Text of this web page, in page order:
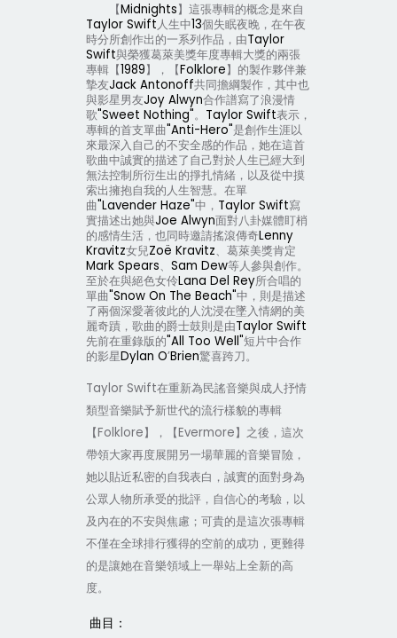
【Midnights】這張專輯的概念是來自
Taylor Swift人生中13個失眠夜晚，在午夜
時分所創作出的一系列作品，由Taylor
Swift與榮獲葛萊美獎年度專輯大獎的兩張
專輯【1989】，【Folklore】的製作夥伴兼
摯友Jack Antonoff共同擔綱製作，其中也
與影星男友Joy Alwyn合作譜寫了浪漫情
歌"Sweet Nothing"。 Taylor Swift表示，
專輯的首支單曲"Anti-Hero"是創作生涯以
來最深入自己的不安全感的作品，她在這首
歌曲中誠實的描述了自己對於人生已經大到
無法控制所衍生出的掙扎情緒，以及從中摸
索出擁抱自我的人生智慧。在單
曲"Lavender Haze"中， Taylor Swift寫
實描述出她與Joe Alwyn面對八卦媒體盯梢
的感情生活，也同時邀請搖滾傳奇Lenny
Kravitz女兒Zoë Kravitz、葛萊美獎肯定
Mark Spears、 Sam Dew等人參與創作。
至於在與絕色女伶Lana Del Rey所合唱的
單曲"Snow On The Beach"中，則是描述
了兩個深愛著彼此的人沈浸在墜入情網的美
麗奇蹟，歌曲的爵士鼓則是由Taylor Swift
先前在重錄版的"All Too Well"短片中合作
的影星Dylan O’Brien驚喜跨刀。
Taylor Swift在重新為民謠音樂與成人抒情
類型音樂賦予新世代的流行樣貌的專輯
【Folklore】，【Evermore】之後，這次
帶領大家再度展開另一場華麗的音樂冒險，
她以貼近私密的自我表白，誠實的面對身為
公眾人物所承受的批評，自信心的考驗，以
及內在的不安與焦慮；可貴的是這次張專輯
不僅在全球排行獲得的空前的成功，更難得
的是讓她在音樂領域上一舉站上全新的高
度。
曲目：